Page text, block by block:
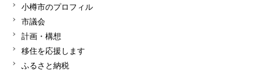
小樽市のプロフィル
市議会
計画・構想
移住を応援します
ふるさと納税